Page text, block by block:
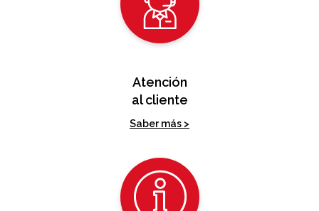
Atención
al cliente
Saber más >